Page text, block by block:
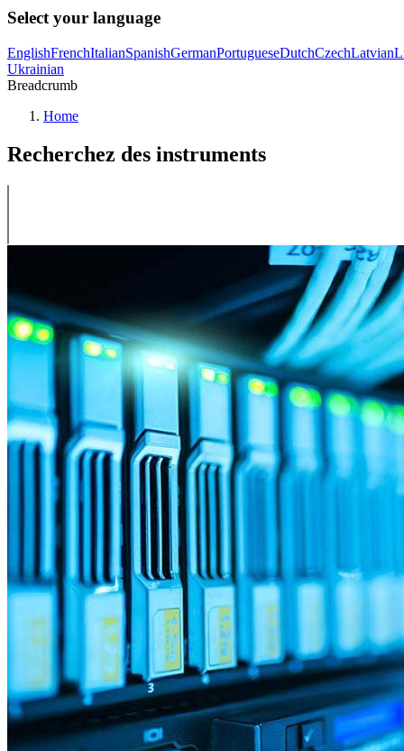
Select your language
EnglishFrenchItalianSpanishGermanPortugueseDutchCzechLatvian
Ukrainian
Breadcrumb
Home
Recherchez des instruments